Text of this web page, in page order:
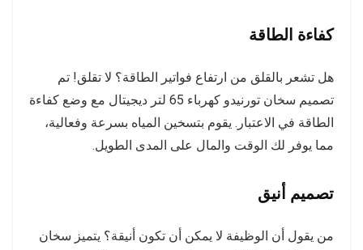
كفاءة الطاقة
هل تشعر بالقلق من ارتفاع فواتير الطاقة؟ لا تقلق! تم
تصميم سخان تورنيدو كهرباء 65 لتر ديجيتال مع وضع كفاءة
الطاقة في الاعتبار. يقوم بتسخين المياه بسرعة وفعالية،
مما يوفر لك الوقت والمال على المدى الطويل.
تصميم أنيق
من يقول أن الوظيفة لا يمكن أن تكون أنيقة؟ يتميز سخان